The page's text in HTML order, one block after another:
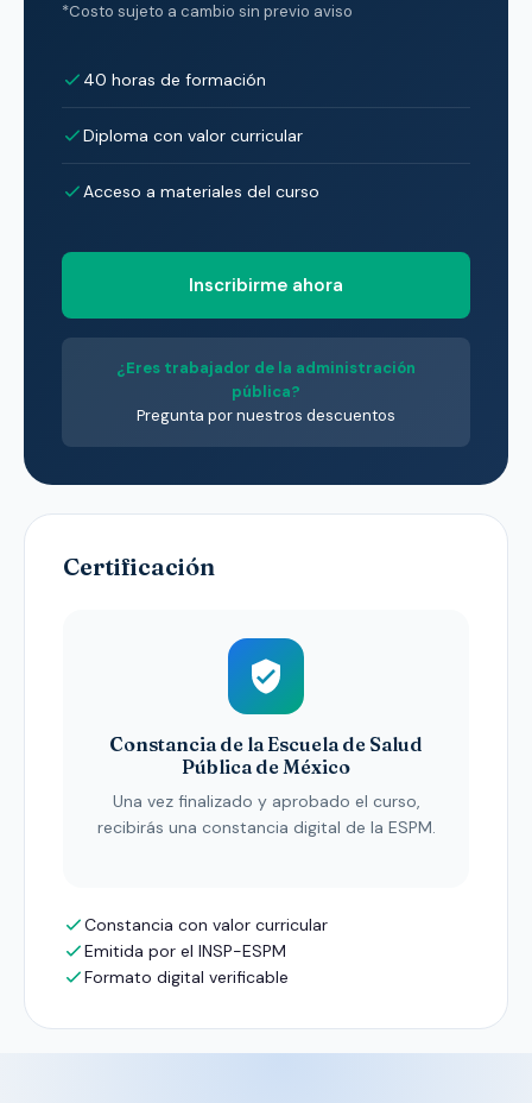
*Costo sujeto a cambio sin previo aviso
40 horas de formación
Diploma con valor curricular
Acceso a materiales del curso
Inscribirme ahora
¿Eres trabajador de la administración
pública?
Pregunta por nuestros descuentos
Certificación
Constancia de la Escuela de Salud
Pública de México
Una vez finalizado y aprobado el curso,
recibirás una constancia digital de la ESPM.
Constancia con valor curricular
Emitida por el INSP-ESPM
Formato digital verificable